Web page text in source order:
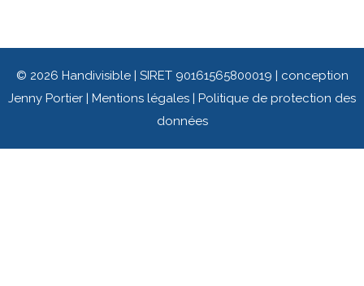
© 2026 Handivisible | SIRET 90161565800019 | conception
Jenny Portier | Mentions légales | Politique de protection des
données